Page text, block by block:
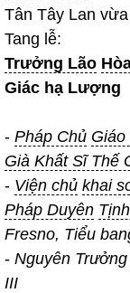
Tân Tây Lan
Tang lễ:
Trưởng Lão
Giác hạ Lượng
- Pháp Chủ Giáo
Già Khất Sĩ Thế
- Viện chủ khai
Pháp Duyên
Fresno, Tiểu
- Nguyên Trưởng
III